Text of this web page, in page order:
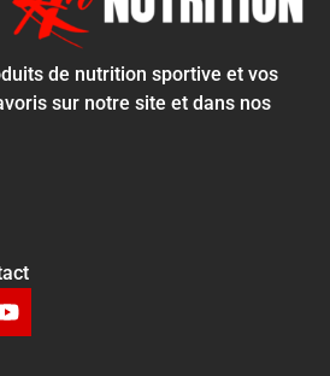
de nutrition sportive et vos
sur notre site et dans nos